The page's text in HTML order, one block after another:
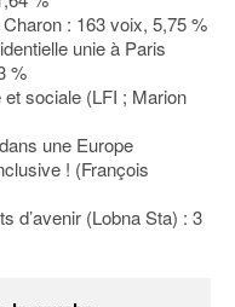
: 163 voix, 5,75 %
unie à Paris
%
sociale (LFI ; Marion
une Europe
! (François
d’avenir (Lobna Sta) : 3